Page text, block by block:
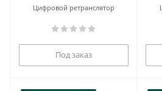
Цифровой ретранслятор
Под заказ